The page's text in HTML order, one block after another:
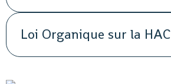
Loi Organique sur la HAC